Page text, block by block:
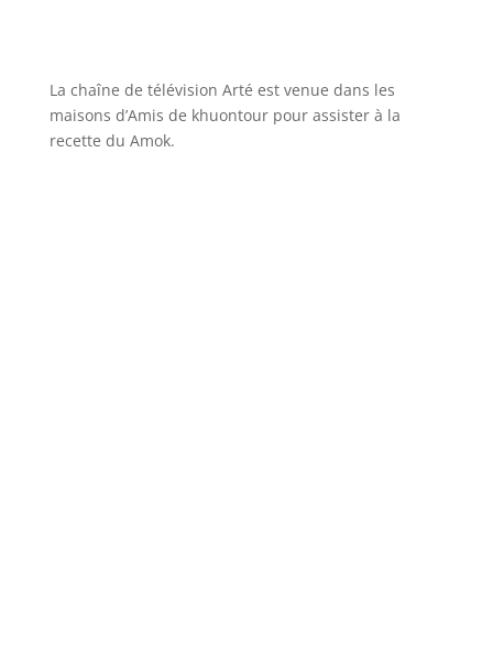
La chaîne de télévision Arté est venue dans les
maisons d’Amis de khuontour pour assister à la
recette du Amok.